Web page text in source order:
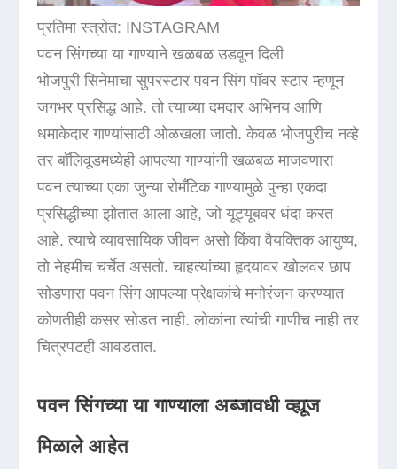
प्रतिमा स्त्रोत: INSTAGRAM
पवन सिंगच्या या गाण्याने खळबळ उडवून दिली
भोजपुरी सिनेमाचा सुपरस्टार पवन सिंग पॉवर स्टार म्हणून
जगभर प्रसिद्ध आहे. तो त्याच्या दमदार अभिनय आणि
धमाकेदार गाण्यांसाठी ओळखला जातो. केवळ भोजपुरीच नव्हे
तर बॉलिवूडमध्येही आपल्या गाण्यांनी खळबळ माजवणारा
पवन त्याच्या एका जुन्या रोमँटिक गाण्यामुळे पुन्हा एकदा
प्रसिद्धीच्या झोतात आला आहे, जो यूट्यूबवर धंदा करत
आहे. त्याचे व्यावसायिक जीवन असो किंवा वैयक्तिक आयुष्य,
तो नेहमीच चर्चेत असतो. चाहत्यांच्या हृदयावर खोलवर छाप
सोडणारा पवन सिंग आपल्या प्रेक्षकांचे मनोरंजन करण्यात
कोणतीही कसर सोडत नाही. लोकांना त्यांची गाणीच नाही तर
चित्रपटही आवडतात.
पवन सिंगच्या या गाण्याला अब्जावधी व्ह्यूज
मिळाले आहेत